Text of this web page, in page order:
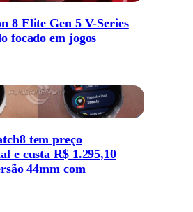
8 Elite Gen 5 V-Series
focado em jogos
tem preço
e custa R$ 1.295,10
44mm com